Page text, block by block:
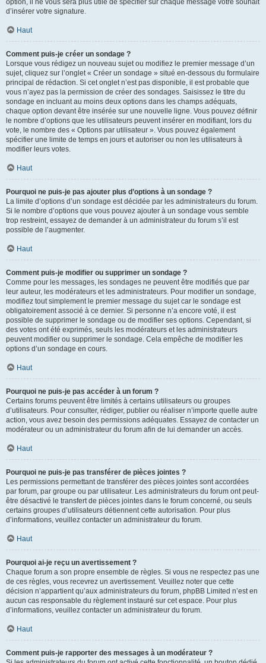
option, il ne vous sera plus utile de spécifier sur chaque message votre souhait
d’insérer votre signature.
Haut
Comment puis-je créer un sondage ?
Lorsque vous rédigez un nouveau sujet ou modifiez le premier message d’un
sujet, cliquez sur l’onglet « Créer un sondage » situé en-dessous du formulaire
principal de rédaction. Si cet onglet n’est pas disponible, il est probable que
vous n’ayez pas la permission de créer des sondages. Saisissez le titre du
sondage en incluant au moins deux options dans les champs adéquats,
chaque option devant être insérée sur une nouvelle ligne. Vous pouvez définir
le nombre d’options que les utilisateurs peuvent insérer en modifiant, lors du
vote, le nombre des « Options par utilisateur ». Vous pouvez également
spécifier une limite de temps en jours et autoriser ou non les utilisateurs à
modifier leurs votes.
Haut
Pourquoi ne puis-je pas ajouter plus d’options à un sondage ?
La limite d’options d’un sondage est décidée par les administrateurs du forum.
Si le nombre d’options que vous pouvez ajouter à un sondage vous semble
trop restreint, essayez de demander à un administrateur du forum s’il est
possible de l’augmenter.
Haut
Comment puis-je modifier ou supprimer un sondage ?
Comme pour les messages, les sondages ne peuvent être modifiés que par
leur auteur, les modérateurs et les administrateurs. Pour modifier un sondage,
modifiez tout simplement le premier message du sujet car le sondage est
obligatoirement associé à ce dernier. Si personne n’a encore voté, il est
possible de supprimer le sondage ou de modifier ses options. Cependant, si
des votes ont été exprimés, seuls les modérateurs et les administrateurs
peuvent modifier ou supprimer le sondage. Cela empêche de modifier les
options d’un sondage en cours.
Haut
Pourquoi ne puis-je pas accéder à un forum ?
Certains forums peuvent être limités à certains utilisateurs ou groupes
d’utilisateurs. Pour consulter, rédiger, publier ou réaliser n’importe quelle autre
action, vous avez besoin des permissions adéquates. Essayez de contacter un
modérateur ou un administrateur du forum afin de lui demander un accès.
Haut
Pourquoi ne puis-je pas transférer de pièces jointes ?
Les permissions permettant de transférer des pièces jointes sont accordées
par forum, par groupe ou par utilisateur. Les administrateurs du forum ont peut-
être désactivé le transfert de pièces jointes dans le forum concerné, ou seuls
certains groupes d’utilisateurs détiennent cette autorisation. Pour plus
d’informations, veuillez contacter un administrateur du forum.
Haut
Pourquoi ai-je reçu un avertissement ?
Chaque forum a son propre ensemble de règles. Si vous ne respectez pas une
de ces règles, vous recevrez un avertissement. Veuillez noter que cette
décision n’appartient qu’aux administrateurs du forum, phpBB Limited n’est en
aucun cas responsable du règlement instauré sur cet espace. Pour plus
d’informations, veuillez contacter un administrateur du forum.
Haut
Comment puis-je rapporter des messages à un modérateur ?